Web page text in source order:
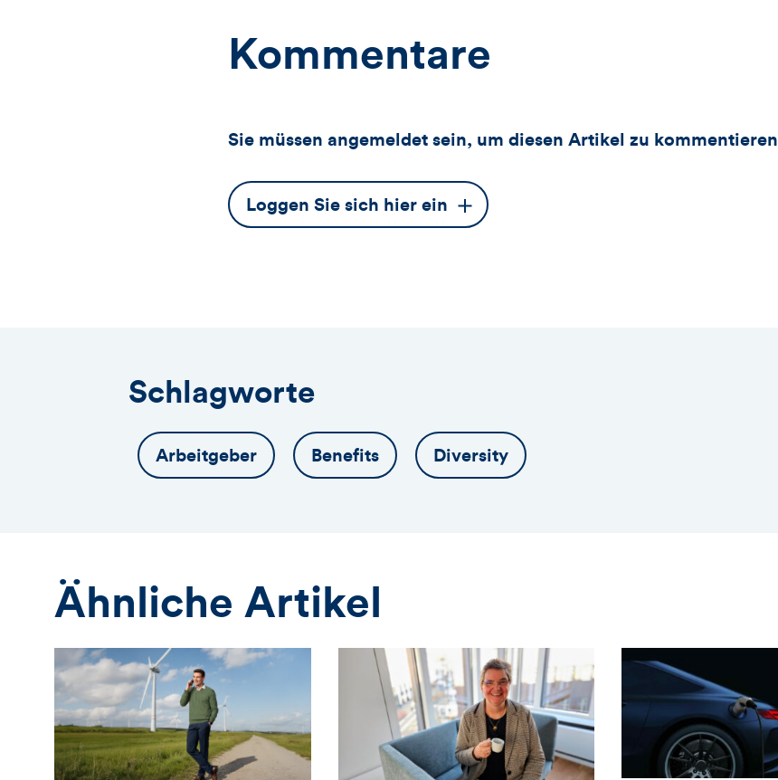
Kommentare
Sie müssen angemeldet sein, um diesen Artikel zu kommentieren
Dieser
Button
Loggen Sie sich hier ein
Schlagworte
Arbeitgeber Benefits Diversity
Ähnliche Artikel